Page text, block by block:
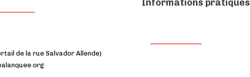
Informations pratiques
de la rue Salvador Allende)